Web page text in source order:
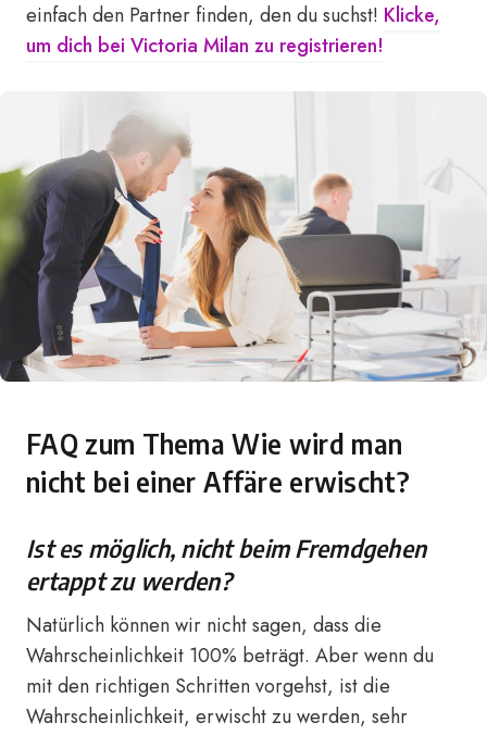
einfach den Partner finden, den du suchst! Klicke,
um dich bei Victoria Milan zu registrieren!
FAQ zum Thema Wie wird man
nicht bei einer Affäre erwischt?
Ist es möglich, nicht beim Fremdgehen
ertappt zu werden?
Natürlich können wir nicht sagen, dass die
Wahrscheinlichkeit 100% beträgt. Aber wenn du
mit den richtigen Schritten vorgehst, ist die
Wahrscheinlichkeit, erwischt zu werden, sehr